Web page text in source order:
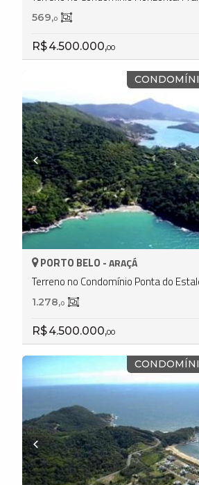
569,0
R$ 4.500.000,00
PORTO BELO -ARAÇÁ
Terreno no Condomínio Ponta do
1.278,0
R$ 4.500.000,00